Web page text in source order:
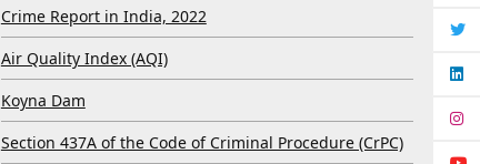
Crime Report in India, 2022
Air Quality Index (AQI)
Koyna Dam
Section 437A of the Code of Criminal Procedure (CrPC)